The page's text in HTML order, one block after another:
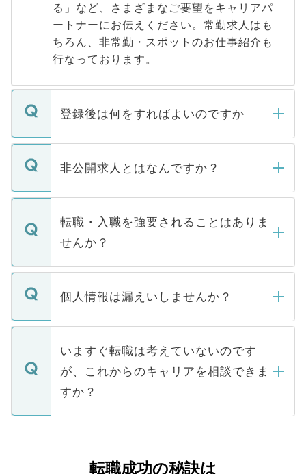
る」など、さまざまなご要望をキャリアパ
ートナーにお伝えください。常勤求人はも
ちろん、非常勤・スポットのお仕事紹介も
行なっております。
登録後は何をすればよいのですか
ご登録いただきましたら、弊社担当者がご
登録内容を確認し、その後メールもしくは
ます。通常、5営業日以内にはご連絡をせて
いただきますので、しばらくお待ちくださ
非公開求人とはなんですか？
マイナビDOCTORで取り扱っている求人の
うち約3割は、Webサイトからご覧いただ
けない「非公開求人」です。非公開求人は
下記の理由によって、一般には公開してい
ません。
■応募殺到を避けるため 人気のある医療機
関を公にしてしまうと、応募が殺到する場
に、医療機関が求める条件に合った人材の
みを人材紹介会社に依頼するケースが増え
ています。
転職・入職を強要されることはありま
せんか？
転職・入職を強要することは一切ありませ
ん。また、仮に応募先から内定をいただい
定を承諾する必要はありません。内定先へ
の辞退の連絡はキャリアパートナーが行い
個人情報は漏えいしませんか？
個人情報が漏えいすることはありませんの
で、ご安心ください。当サイトからの登録
などで収集したご登録者様の個人情報は、
ご本人のキャリアアップおよび転職活動の
支援を目的に使用いたします。お預かりし
ているすべての個人データはご本人の許可
は、個人情報の取り扱いについての厳密な
いますぐ転職は考えていないのです
が、これからのキャリアを相談できま
すか？
かがいして、現在の医療機関の状況や紹介
転職成功の秘訣は